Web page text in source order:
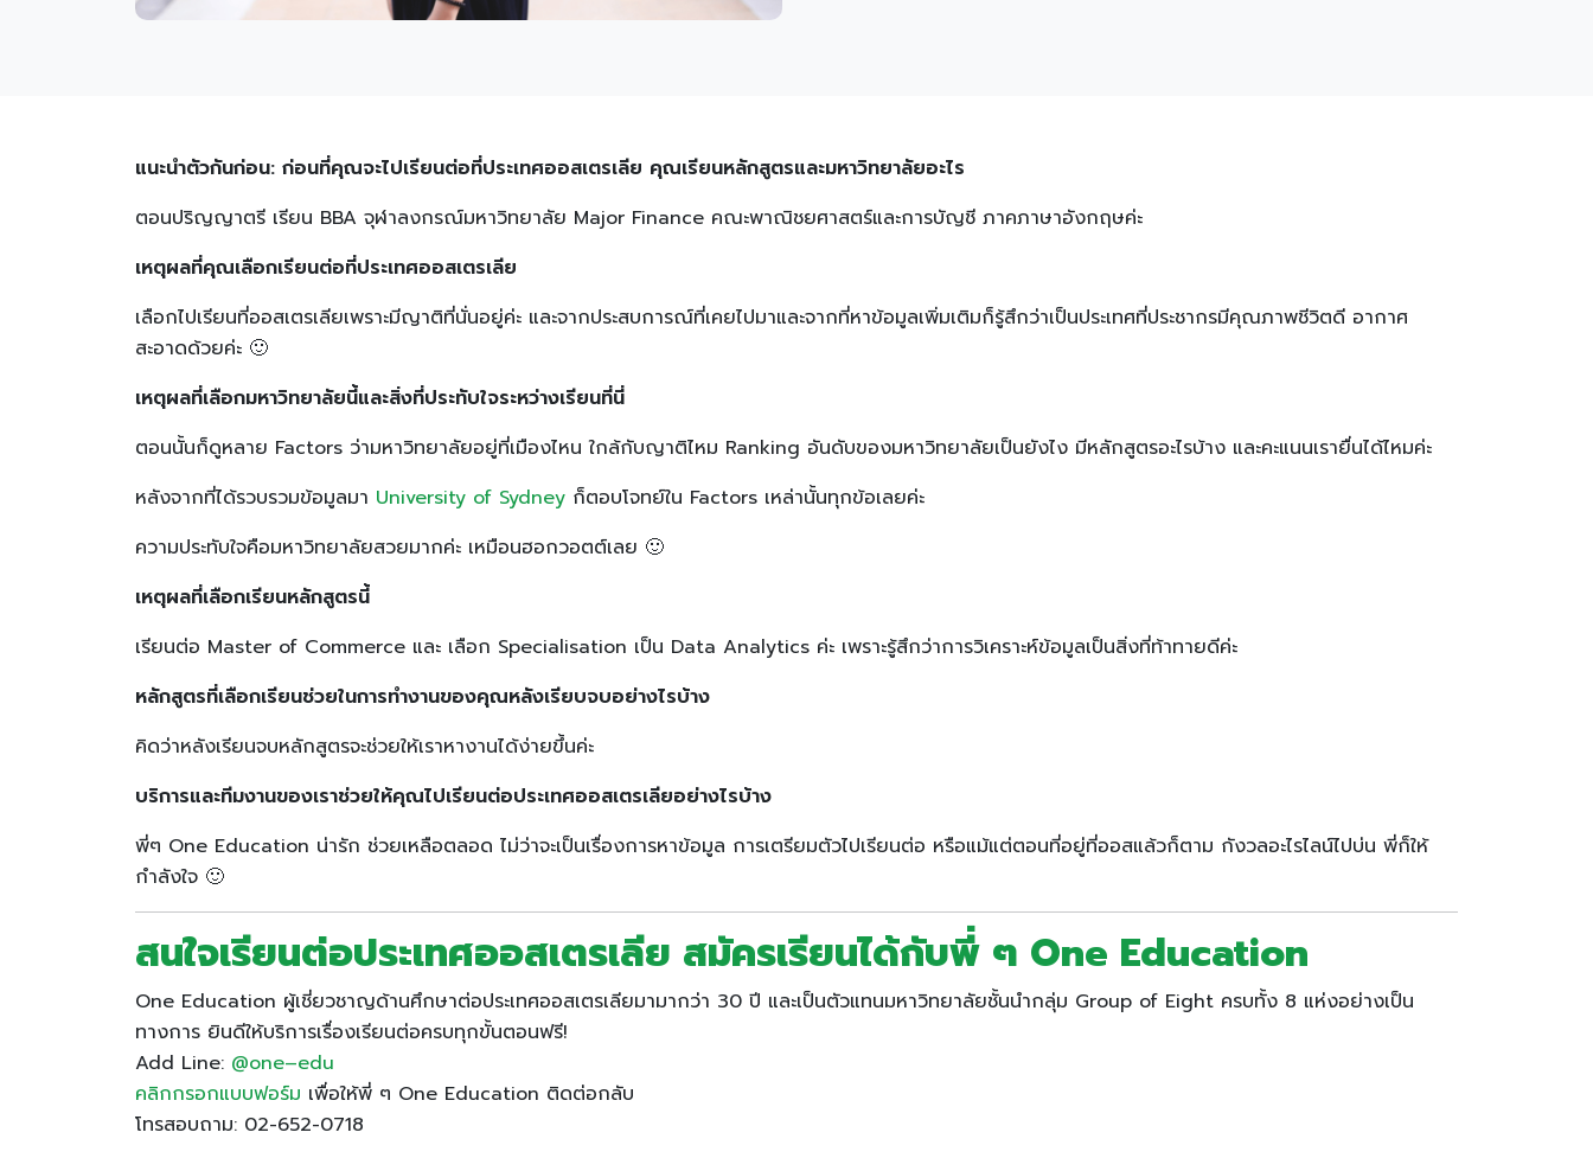
แนะนำตัวกันก่อน: ก่อนที่คุณจะไปเรียนต่อที่ประเทศออสเตรเลีย คุณเรียนหลักสูตรและมหาวิทยาลัยอะไร
ตอนปริญญาตรี เรียน BBA จุฬาลงกรณ์มหาวิทยาลัย Major Finance คณะพาณิชยศาสตร์และการบัญชี ภาคภาษาอังกฤษค่ะ
เหตุผลที่คุณเลือกเรียนต่อที่ประเทศออสเตรเลีย
เลือกไปเรียนที่ออสเตรเลียเพราะมีญาติที่นั่นอยู่ค่ะ และจากประสบการณ์ที่เคยไปมาและจากที่หาข้อมูลเพิ่มเติมก็รู้สึกว่าเป็นประเทศที่ประชากรมีคุณภาพชีวิตดี อากาศ
สะอาดด้วยค่ะ 🙂
เหตุผลที่เลือกมหาวิทยาลัยนี้และสิ่งที่ประทับใจระหว่างเรียนที่นี่
ตอนนั้นก็ดูหลาย Factors ว่ามหาวิทยาลัยอยู่ที่เมืองไหน ใกล้กับญาติไหม Ranking อันดับของมหาวิทยาลัยเป็นยังไง มีหลักสูตรอะไรบ้าง และคะแนนเรายื่นได้ไหมค่ะ
หลังจากที่ได้รวบรวมข้อมูลมา University of Sydney ก็ตอบโจทย์ใน Factors เหล่านั้นทุกข้อเลยค่ะ
ความประทับใจคือมหาวิทยาลัยสวยมากค่ะ เหมือนฮอกวอตต์เลย 🙂
เหตุผลที่เลือกเรียนหลักสูตรนี้
เรียนต่อ Master of Commerce และ เลือก Specialisation เป็น Data Analytics ค่ะ เพราะรู้สึกว่าการวิเคราะห์ข้อมูลเป็นสิ่งที่ท้าทายดีค่ะ
หลักสูตรที่เลือกเรียนช่วยในการทำงานของคุณหลังเรียบจบอย่างไรบ้าง
คิดว่าหลังเรียนจบหลักสูตรจะช่วยให้เราหางานได้ง่ายขึ้นค่ะ
บริการและทีมงานของเราช่วยให้คุณไปเรียนต่อประเทศออสเตรเลียอย่างไรบ้าง
พี่ๆ One Education น่ารัก ช่วยเหลือตลอด ไม่ว่าจะเป็นเรื่องการหาข้อมูล การเตรียมตัวไปเรียนต่อ หรือแม้แต่ตอนที่อยู่ที่ออสแล้วก็ตาม กังวลอะไรไลน์ไปบ่น พี่ก็ให้
กำลังใจ 🙂
สนใจเรียนต่อประเทศออสเตรเลีย สมัครเรียนได้กับพี่ ๆ One Education
One Education ผู้เชี่ยวชาญด้านศึกษาต่อประเทศออสเตรเลียมามากว่า 30 ปี และเป็นตัวแทนมหาวิทยาลัยชั้นนำกลุ่ม Group of Eight ครบทั้ง 8 แห่งอย่างเป็น
ทางการ ยินดีให้บริการเรื่องเรียนต่อครบทุกขั้นตอนฟรี!
Add Line: @one–edu
คลิกกรอกแบบฟอร์ม เพื่อให้พี่ ๆ One Education ติดต่อกลับ
โทรสอบถาม: 02-652-0718